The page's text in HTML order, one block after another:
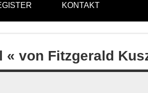
KONTAKT
von Fitzgerald